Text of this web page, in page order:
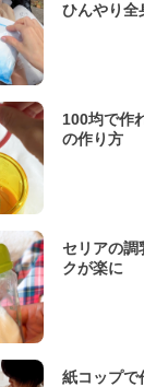
ひんやり全
100均で作
の作り方
セリアの調
クが楽に
紙コップで